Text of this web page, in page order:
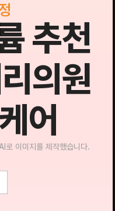
추천
의원
어
로 이미지를 제작했습니다.